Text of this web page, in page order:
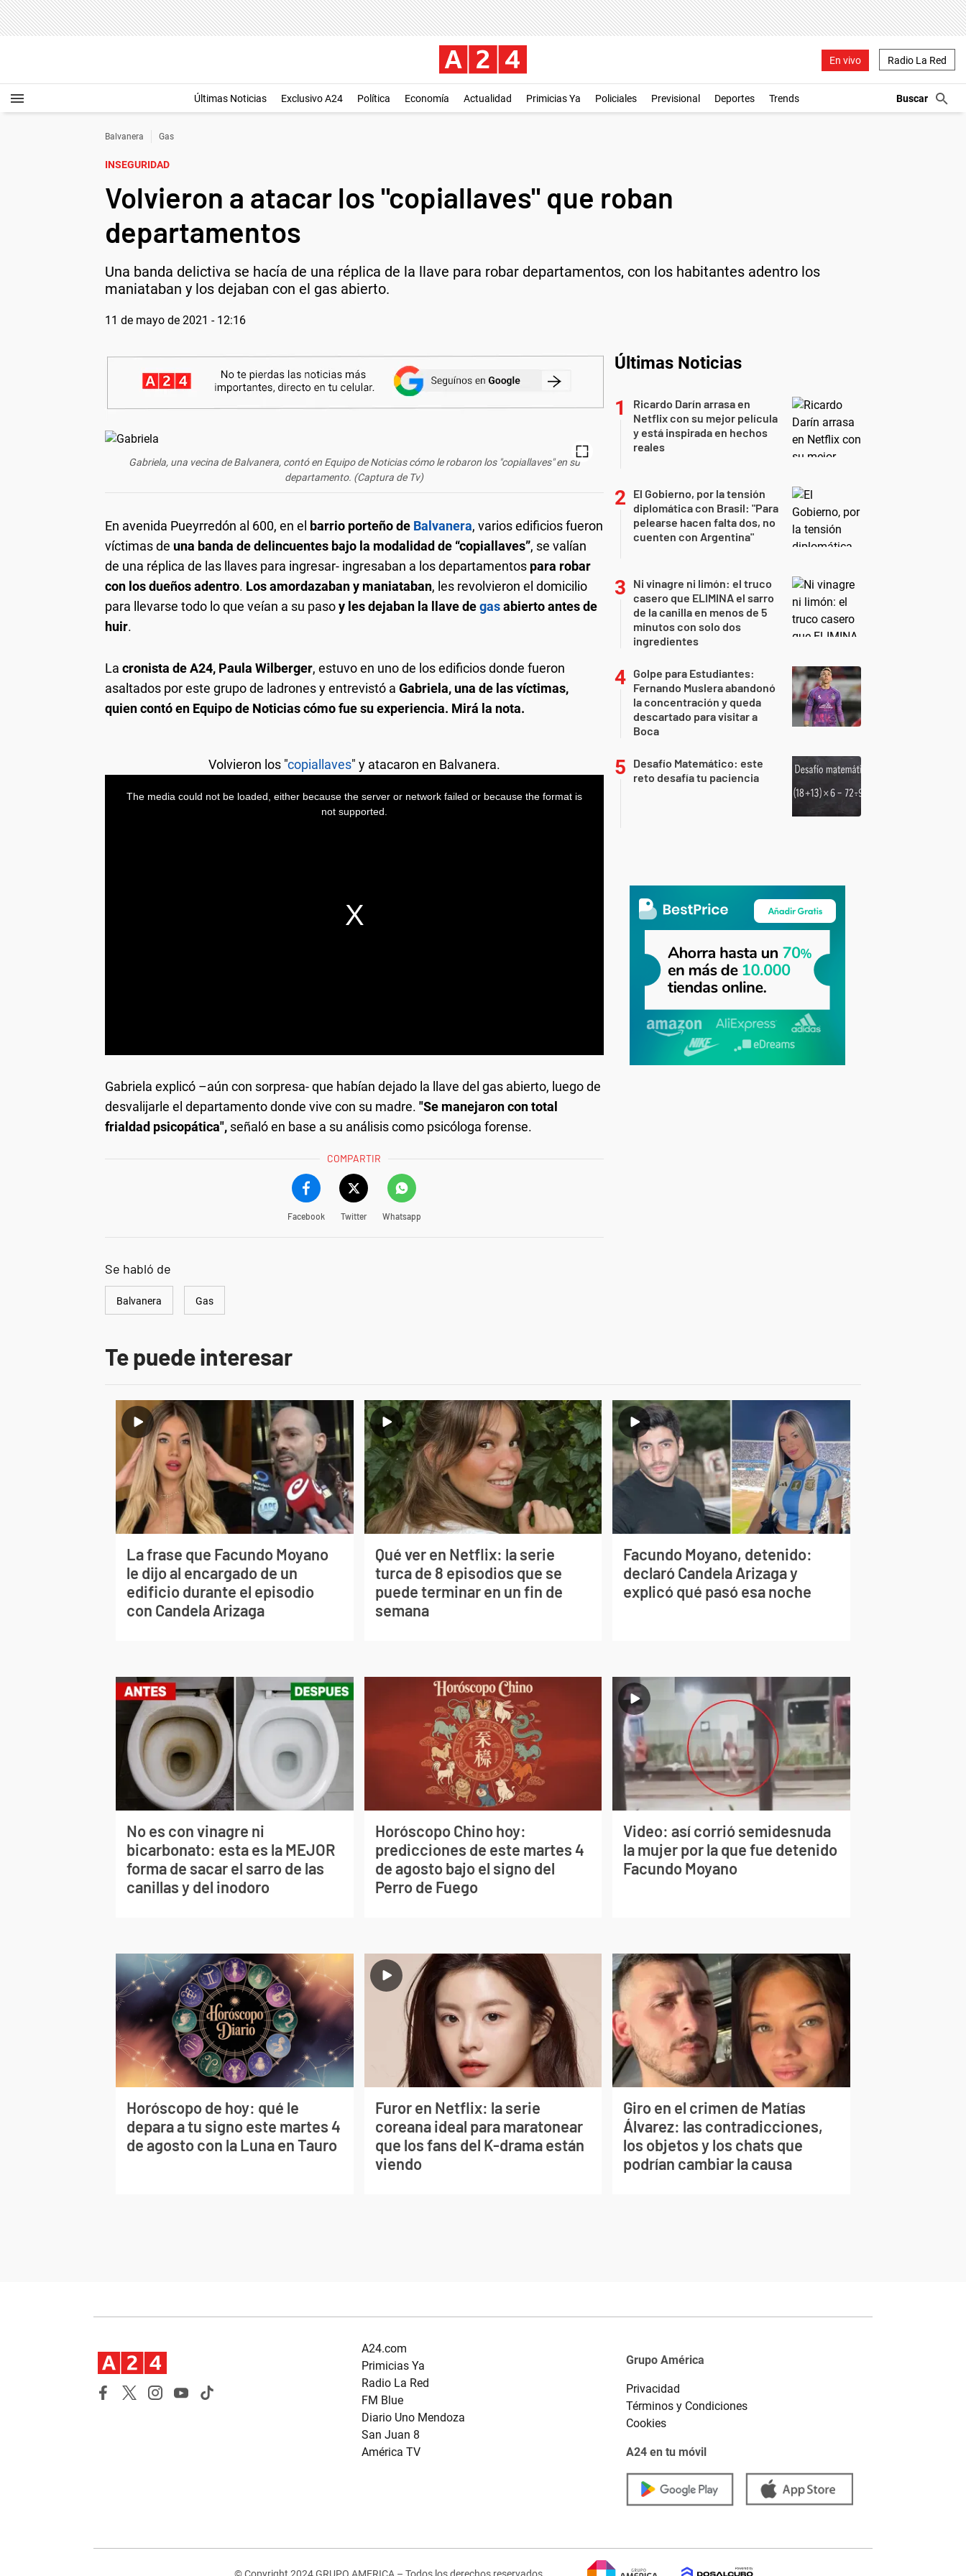
En vivo Radio La Red
Últimas Noticias Exclusivo A24 Política Economía Actualidad Primicias Ya Policiales Previsional Deportes Trends
Balvanera Gas
INSEGURIDAD
Volvieron a atacar los "copiallaves" que roban
departamentos
Una banda delictiva se hacía de una réplica de la llave para robar departamentos, con los habitantes adentro los
maniataban y los dejaban con el gas abierto.
11 de mayo de 2021 - 12:16
Gabriela, una vecina de Balvanera, contó en Equipo de Noticias cómo le robaron los "copiallaves" en su
departamento. (Captura de Tv)
En avenida Pueyrredón al 600, en el barrio porteño de Balvanera, varios edificios fueron
víctimas de una banda de delincuentes bajo la modalidad de “copiallaves”, se valían
de una réplica de las llaves para ingresar- ingresaban a los departamentos para robar
con los dueños adentro. Los amordazaban y maniataban, les revolvieron el domicilio
para llevarse todo lo que veían a su pasoy les dejaban la llave degasabierto antes de
huir.
La cronista de A24, Paula Wilberger, estuvo en uno de los edificios donde fueron
asaltados por este grupo de ladrones y entrevistó a Gabriela, una de las víctimas,
quien contó en Equipo de Noticias cómo fue su experiencia. Mirá la nota.
Volvieron los "copiallaves" y atacaron en Balvanera.
Gabriela explicó –aún con sorpresa- que habían dejado la llave del gas abierto, luego de
desvalijarle el departamento donde vive con su madre. "Se manejaron con total
frialdad psicopática", señaló en base a su análisis como psicóloga forense.
COMPARTIR
Facebook Twitter Whatsapp
Se habló de
Balvanera Gas
Últimas Noticias
Ricardo Darín arrasa en
Netflix con su mejor película
y está inspirada en hechos
reales
El Gobierno, por la tensión
diplomática con Brasil: "Para
pelearse hacen falta dos, no
cuenten con Argentina"
Ni vinagre ni limón: el truco
casero que ELIMINA el sarro
de la canilla en menos de 5
minutos con solo dos
ingredientes
Golpe para Estudiantes:
Fernando Muslera abandonó
la concentración y queda
descartado para visitar a
Boca
Desafío Matemático: este
reto desafía tu paciencia
Te puede interesar
La frase que Facundo Moyano
le dijo al encargado de un
edificio durante el episodio
con Candela Arizaga
Qué ver en Netflix: la serie
turca de 8 episodios que se
puede terminar en un fin de
semana
Facundo Moyano, detenido:
declaró Candela Arizaga y
explicó qué pasó esa noche
No es con vinagre ni
bicarbonato: esta es la MEJOR
forma de sacar el sarro de las
canillas y del inodoro
Horóscopo Chino hoy:
predicciones de este martes 4
de agosto bajo el signo del
Perro de Fuego
Video: así corrió semidesnuda
la mujer por la que fue detenido
Facundo Moyano
Horóscopo de hoy: qué le
depara a tu signo este martes 4
de agosto con la Luna en Tauro
Furor en Netflix: la serie
coreana ideal para maratonear
que los fans del K-drama están
viendo
Giro en el crimen de Matías
Álvarez: las contradicciones,
los objetos y los chats que
podrían cambiar la causa
A24.com
Primicias Ya
Radio La Red
FM Blue
Diario Uno Mendoza
San Juan 8
América TV
Grupo América
Privacidad
Términos y Condiciones
Cookies
A24 en tu móvil